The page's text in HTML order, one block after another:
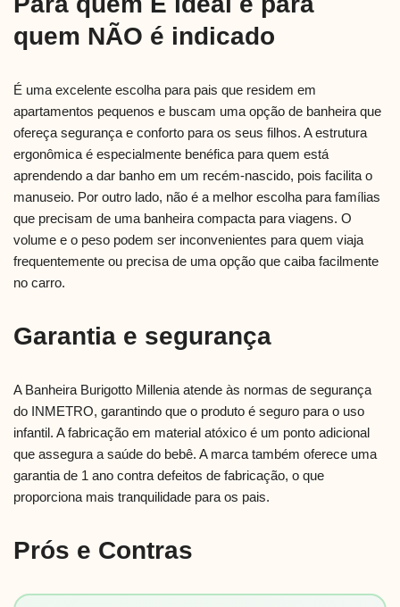
quem NÃO é indicado
É uma excelente escolha para pais que residem em
apartamentos pequenos e buscam uma opção de banheira que
ofereça segurança e conforto para os seus filhos. A estrutura
ergonômica é especialmente benéfica para quem está
aprendendo a dar banho em um recém-nascido, pois facilita o
manuseio. Por outro lado, não é a melhor escolha para famílias
que precisam de uma banheira compacta para viagens. O
volume e o peso podem ser inconvenientes para quem viaja
frequentemente ou precisa de uma opção que caiba facilmente
no carro.
Garantia e segurança
A Banheira Burigotto Millenia atende às normas de segurança
do INMETRO, garantindo que o produto é seguro para o uso
infantil. A fabricação em material atóxico é um ponto adicional
que assegura a saúde do bebê. A marca também oferece uma
garantia de 1 ano contra defeitos de fabricação, o que
proporciona mais tranquilidade para os pais.
Prós e Contras